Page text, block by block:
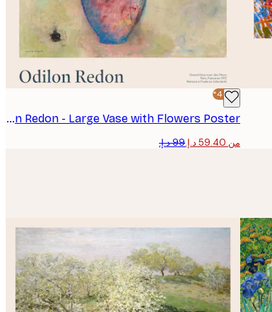
-40%*
Odilon Redon - Large Vase with Flowers Poster
من ‏59.40 د.إ.‏